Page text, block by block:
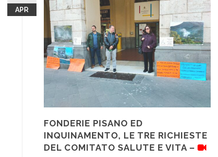
APR
FONDERIE PISANO ED
INQUINAMENTO, LE TRE RICHIESTE
DEL COMITATO SALUTE E VITA –